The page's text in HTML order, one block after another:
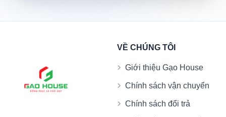
VỀ CHÚNG TÔI
Giới thiệu Gạo House
Chính sách vận chuyển
Chính sách đổi trả